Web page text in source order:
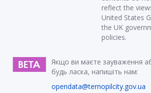
reflect the
United States
the UK
policies.
Якщо ви маєте зауваження
будь ласка, напишіть нам:
opendata@ternopilcity.gov.ua